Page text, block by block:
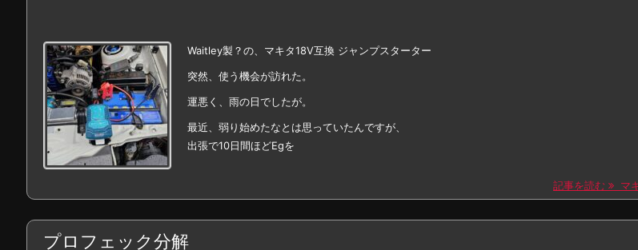
Waitley製？の、マキタ18V互換 ジャンプスターター
突然、使う機会が訪れた。
運悪く、雨の日でしたが。
最近、弱り始めたなとは思っていたんですが、
出張で10日間ほどEgを
記事を読む マ
プロフェック分解